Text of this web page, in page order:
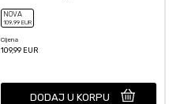
NOVA
109,99 EUR
Cijena
109,99 EUR
DODAJ U KORPU